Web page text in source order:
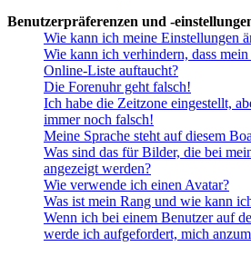
Benutzerpräferenzen und -
Wie kann ich meine Einstellungen
Wie kann ich verhindern, dass
Online-Liste auftaucht?
Die Forenuhr geht falsch!
Ich habe die Zeitzone eingestellt,
immer noch falsch!
Meine Sprache steht auf diesem
Was sind das für Bilder, die bei
angezeigt werden?
Wie verwende ich einen Avatar?
Was ist mein Rang und wie kann
Wenn ich bei einem Benutzer auf
werde ich aufgefordert, mich